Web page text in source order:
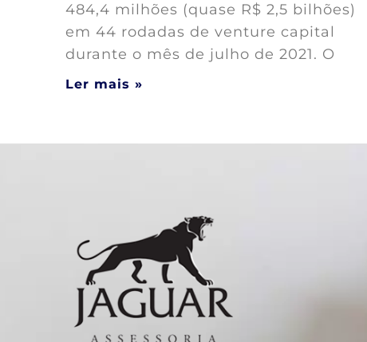
484,4 milhões (quase R$ 2,5 bilhões)
em 44 rodadas de venture capital
durante o mês de julho de 2021. O
Ler mais »